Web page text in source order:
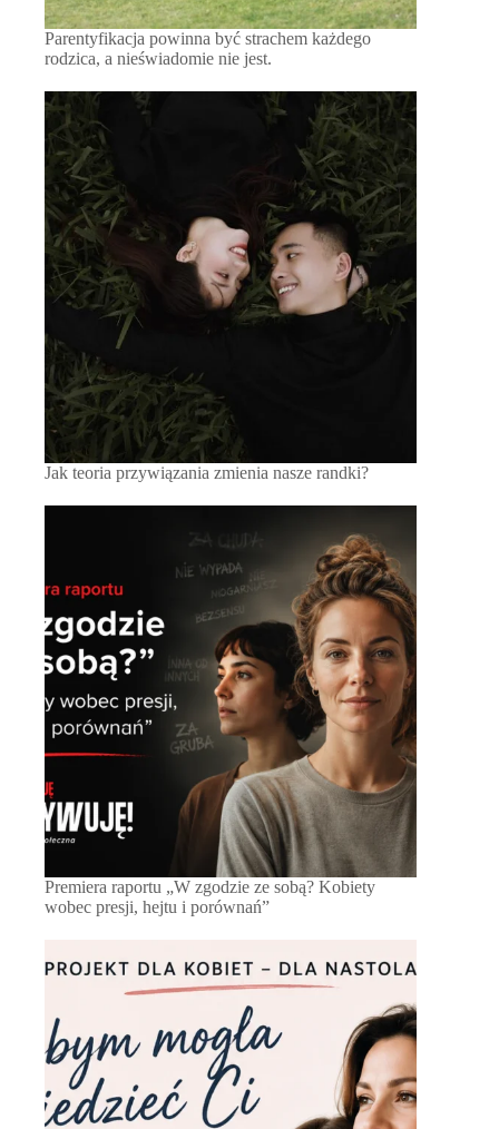
Parentyfikacja powinna być strachem każdego
rodzica, a nieświadomie nie jest.
Jak teoria przywiązania zmienia nasze randki?
Premiera raportu „W zgodzie ze sobą? Kobiety
wobec presji, hejtu i porównań”